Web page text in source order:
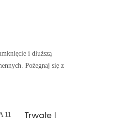
i dłuższą
Pożegnaj się z
Trwałe I